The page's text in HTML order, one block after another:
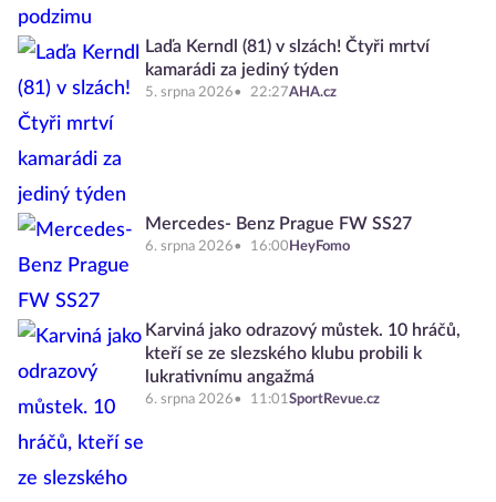
Laďa Kerndl (81) v slzách! Čtyři mrtví
kamarádi za jediný týden
5. srpna 2026 22:27AHA.cz
Mercedes- Benz Prague FW SS27
6. srpna 2026 16:00 HeyFomo
Karviná jako odrazový můstek. 10 hráčů,
kteří se ze slezského klubu probili k
lukrativnímu angažmá
6. srpna 2026 11:01SportRevue.cz